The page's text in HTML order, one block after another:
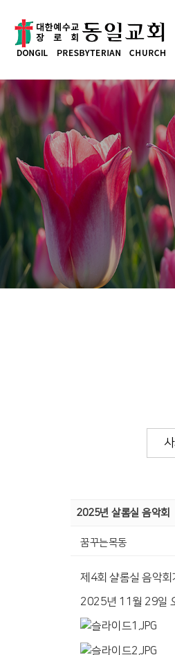
2025년 살롬실 음악회
꿈꾸는목동
제4회 샬롬실 음악회
2025년 11월 29일